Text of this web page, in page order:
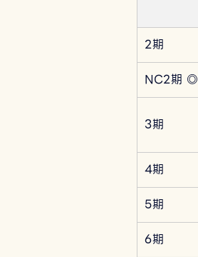
2期
NC2期 ◎
3期
4期
5期
6期